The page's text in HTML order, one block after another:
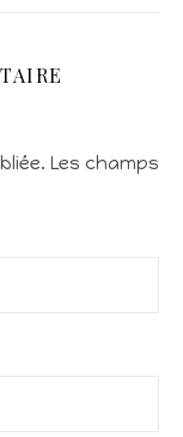
Les champs